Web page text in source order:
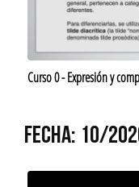
Curso 0 - Expresión y
FECHA: 10/